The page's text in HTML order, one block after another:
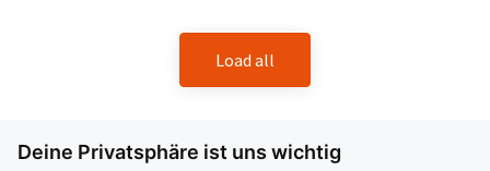
Deine Privatsphäre ist uns wichtig
Load all
LKW – Fahrer / Berufskraftfahrer (m/w/d) in der